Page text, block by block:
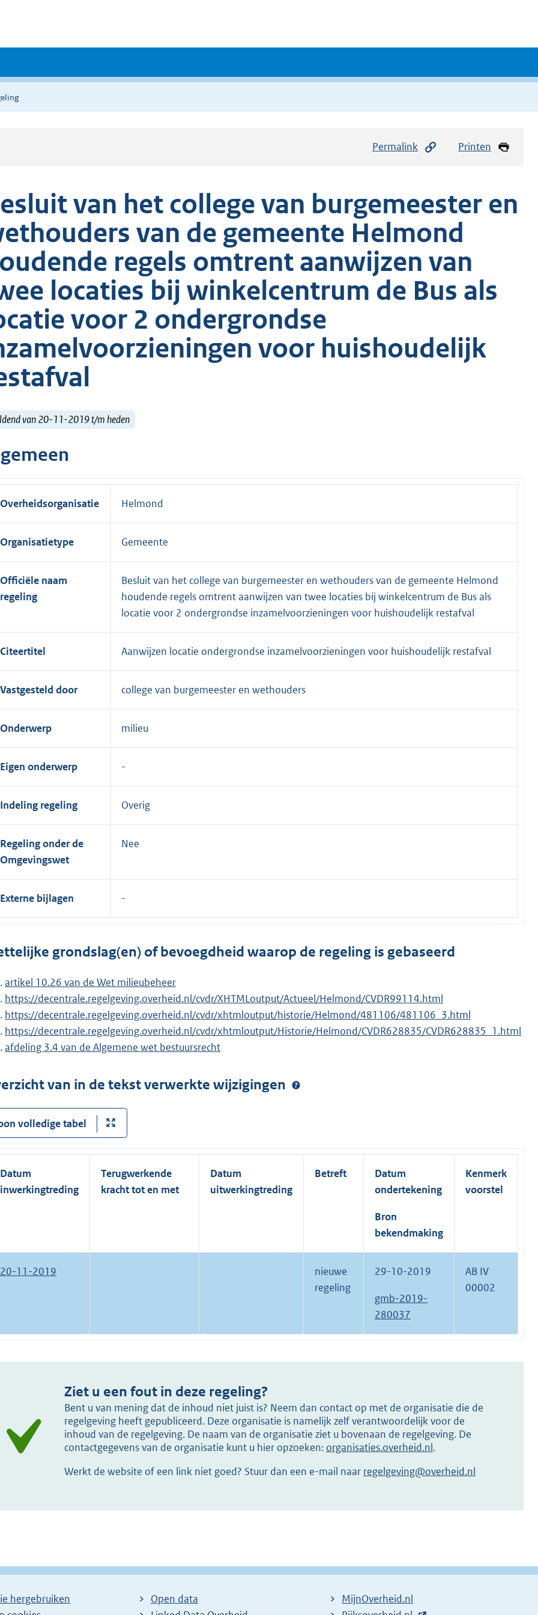
Permalink Printen
van het college van burgemeester en
van de gemeente Helmond
regels omtrent aanwijzen van
locaties bij winkelcentrum de Bus als
voor 2 ondergrondse
voor huishoudelijk
van 20-11-2019 t/m heden
Overheidsorganisatie Helmond
Organisatietype Gemeente
Officiële naam
regeling
Besluit van het college van burgemeester en wethouders van de gemeente Helmond
houdende regels omtrent aanwijzen van twee locaties bij winkelcentrum de Bus als
locatie voor 2 ondergrondse inzamelvoorzieningen voor huishoudelijk restafval
Citeertitel Aanwijzen locatie ondergrondse inzamelvoorzieningen voor huishoudelijk restafval
Vastgesteld door college van burgemeester en wethouders
Onderwerp milieu
Eigen onderwerp
Indeling regeling Overig
Regeling onder de
Omgevingswet
Nee
Externe bijlagen
grondslag(en) of bevoegdheid waarop de regeling is gebaseerd
artikel 10.26 van de Wet milieubeheer
https://decentrale.regelgeving.overheid.nl/cvdr/XHTMLoutput/Actueel/Helmond/CVDR99114.html
https://decentrale.regelgeving.overheid.nl/cvdr/xhtmloutput/historie/Helmond/481106/481106_3.html
https://decentrale.regelgeving.overheid.nl/cvdr/xhtmloutput/Historie/Helmond/CVDR628835/CVDR628835_1.html
afdeling 3.4 van de Algemene wet bestuursrecht
van in de tekst verwerkte wijzigingen
volledige tabel
Datum
inwerkingtreding
Terugwerkende
kracht tot en met
Datum
uitwerkingtreding
Betreft
Datum
ondertekening
Bron
bekendmaking
Kenmerk
voorstel
20-11-2019
nieuwe
regeling
29-10-2019
gmb-2019-
280037
AB IV
00002
Ziet u een fout in deze regeling?
Bent u van mening dat de inhoud niet juist is? Neem dan contact op met de organisatie die de
regelgeving heeft gepubliceerd. Deze organisatie is namelijk zelf verantwoordelijk voor de
inhoud van de regelgeving. De naam van de organisatie ziet u bovenaan de regelgeving. De
contactgegevens van de organisatie kunt u hier opzoeken: organisaties.overheid.nl.
Werkt de website of een link niet goed? Stuur dan een e-mail naar regelgeving@overheid.nl
hergebruiken
Open data
MijnOverheid.nl